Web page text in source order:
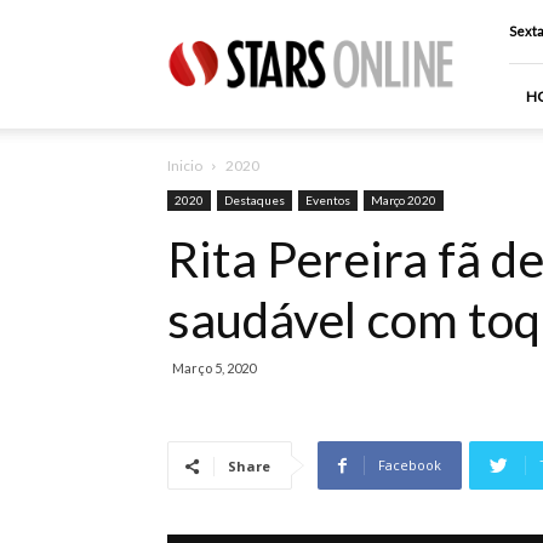
Online
Inicio 2020
2020 Destaques Eventos Março 2020
Rita Pereira fã
saudável com
Março 5, 2020
Share Facebook